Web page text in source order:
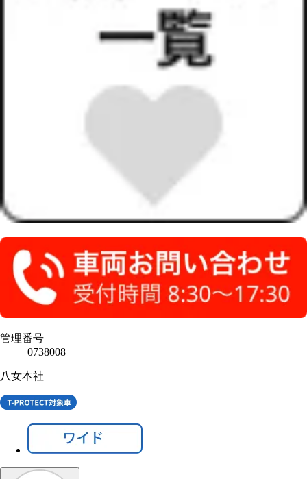
管理番号
0738008
八女本社